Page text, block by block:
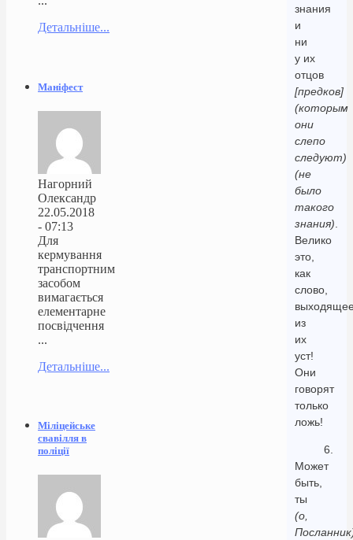
знания
и
ни
у их
отцов
[предков]
(которым
они
слепо
следуют)
(не
было
такого
знания).
Велико
это,
как
слово,
из
их
уст!
Они
говорят
только
ложь!
6.
Может
быть,
ты
(о,
Детальніше...
Маніфест
Нагорний
Олександр
22.05.2018
- 07:13
Для
кермування
транспортним
засобом
вимагається
елементарне
посвідчення
...
Детальніше...
Міліцейське
свавілля в
поліції